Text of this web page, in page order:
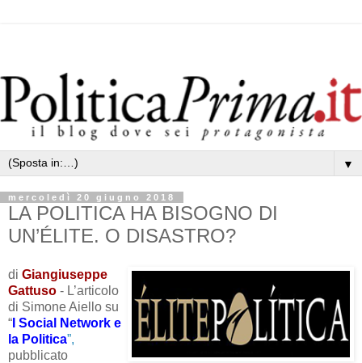
▼
mercoledì 20 giugno 2018
LA POLITICA HA BISOGNO DI
UN’ÉLITE. O DISASTRO?
di Giangiuseppe
Gattuso - L’articolo
di Simone Aiello su
“ I Social Network e
la Politica”,
pubblicato